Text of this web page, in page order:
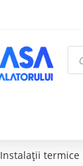
Instalații termice